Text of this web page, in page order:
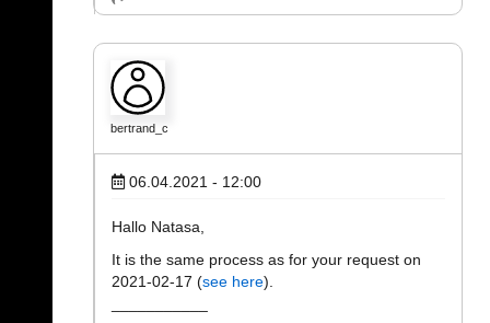
bertrand_c
06.04.2021 - 12:00
Hallo Natasa,
It is the same process as for your request on
2021-02-17 (see here).